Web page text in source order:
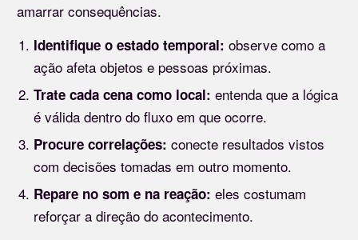
amarrar consequências.
Identifique o estado temporal: observe como a
ação afeta objetos e pessoas próximas.
Trate cada cena como local: entenda que a lógica
é válida dentro do fluxo em que ocorre.
Procure correlações: conecte resultados vistos
com decisões tomadas em outro momento.
Repare no som e na reação: eles costumam
reforçar a direção do acontecimento.